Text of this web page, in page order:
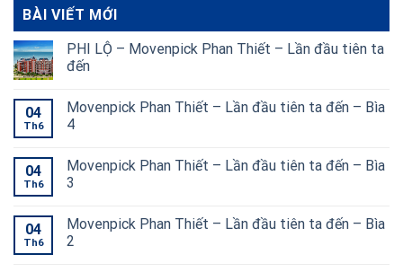
BÀI VIẾT MỚI
PHI LỘ – Movenpick Phan Thiết – Lần đầu tiên ta
đến
04
Th6
Movenpick Phan Thiết – Lần đầu tiên ta đến – Bìa
4
04
Th6
Movenpick Phan Thiết – Lần đầu tiên ta đến – Bìa
3
04
Th6
Movenpick Phan Thiết – Lần đầu tiên ta đến – Bìa
2